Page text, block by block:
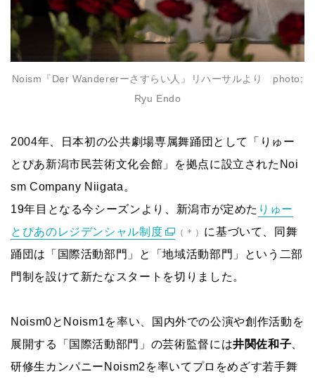
Noism『Der Wandererーさすらい人』リハーサルより photo:
Ryu Endo
2004年、日本初の公共劇場専属舞踊団として「りゅー
とぴあ新潟市民芸術文化会館」を拠点に設立されたNoi
sm Company Niigata。
19年目となる今シーズンより、新潟市が定めた りゅー
とぴあのレジデンシャル制度
（＊） に基づいて、同舞
踊団は「国際活動部門」と「地域活動部門」という二部
門制を設けて新たなスタートを切りました。
Noism0とNoism1を率い、国内外での公演や創作活動を
展開する「国際活動部門」の芸術監督には井関佐和子
研修生カンパニーNoism2を率いてプロをめざす若手舞